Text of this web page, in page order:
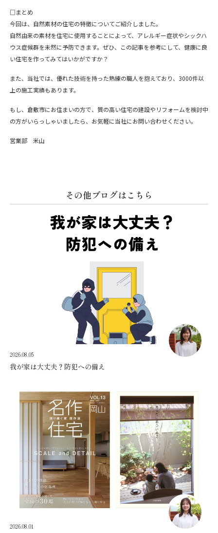
□まとめ
今回は、自然素材の住宅の特徴についてご紹介しました。
自然由来の素材を住宅に使用することによって、アレルギー症状やシックハ
ウス症候群を未然に予防できます。ぜひ、この記事を参考にして、健康に良
い住宅を作ってみてはいかがですか？
また、当社では、優れた技術を持った熟練の職人を抱えており、 3000件以
上の施工実績もあります。
もし、倉敷市にお住まいの方で、質の高い住宅の建設やリフォームを検討中
の方がいらっしゃいましたら、お気軽に当社にお問い合わせください。
営業部 米山
その他ブログはこちら
2026.08.05
我が家は大丈夫？防犯への備え
2026.08.01